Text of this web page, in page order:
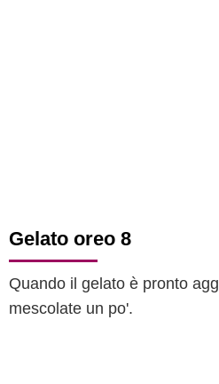
Gelato oreo 8
Quando il gelato è pronto
mescolate un po'.